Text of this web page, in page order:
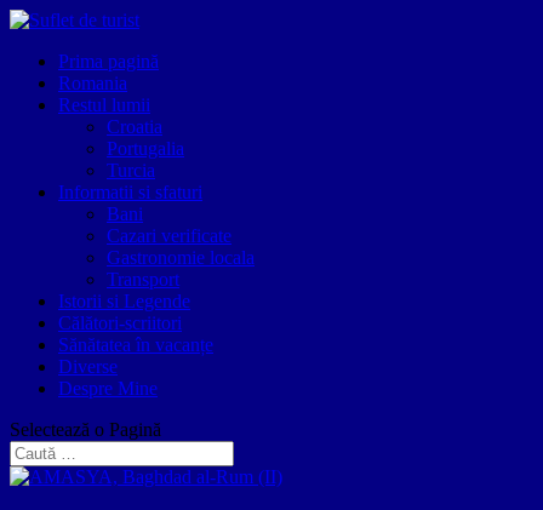
Prima pagină
Romania
Restul lumii
Croatia
Portugalia
Turcia
Informatii si sfaturi
Bani
Cazari verificate
Gastronomie locala
Transport
Istorii si Legende
Călători-scriitori
Sănătatea în vacanțe
Diverse
Despre Mine
Selectează o Pagină